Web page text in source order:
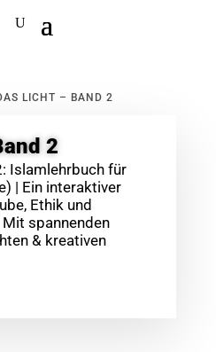
LICHT – BAND 2
2
Islamlehrbuch für
| Ein interaktiver
Ethik und
spannenden
& kreativen